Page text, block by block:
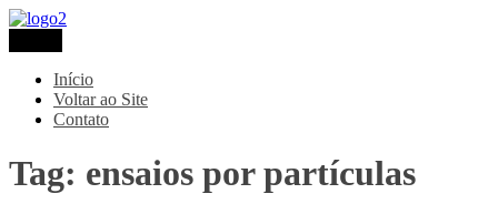
Pular
o
conteúdo
Metaltec
Blog
Início
Voltar ao Site
Contato
Tag: ensaios por partículas